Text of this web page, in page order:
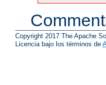
Copyright 2017 The Apache
Licencia bajo los términos de